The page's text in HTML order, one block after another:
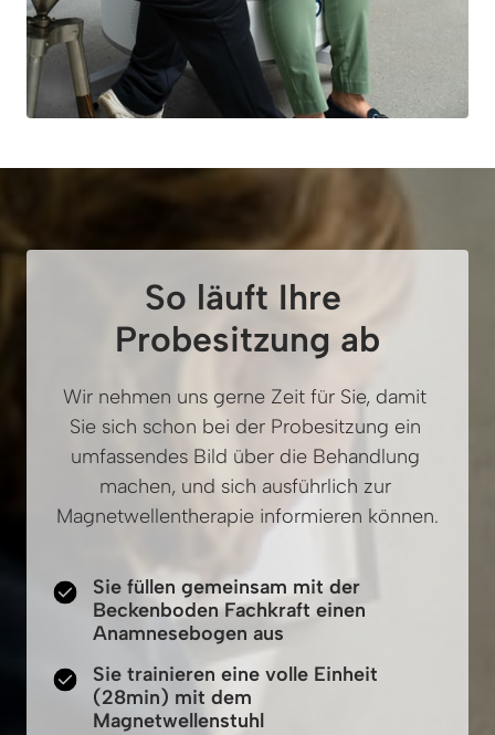
So läuft Ihre
Probesitzung ab
Wir nehmen uns gerne Zeit für Sie, damit
Sie sich schon bei der Probesitzung ein
umfassendes Bild über die Behandlung
machen, und sich ausführlich zur
Magnetwellentherapie informieren können.
Sie füllen gemeinsam mit der
Beckenboden Fachkraft einen
Anamnesebogen aus
Sie trainieren eine volle Einheit
(28min) mit dem
Magnetwellenstuhl